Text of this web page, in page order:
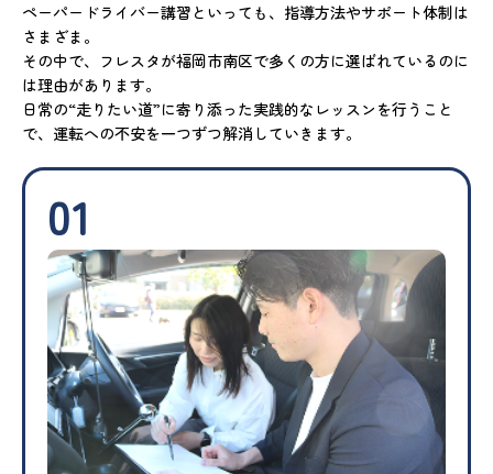
ペーパードライバー講習といっても、指導方法やサポート体制は
さまざま。
その中で、フレスタが福岡市南区で多くの方に選ばれているのに
は理由があります。
日常の“走りたい道”に寄り添った実践的なレッスンを行うこと
で、運転への不安を一つずつ解消していきます。
01